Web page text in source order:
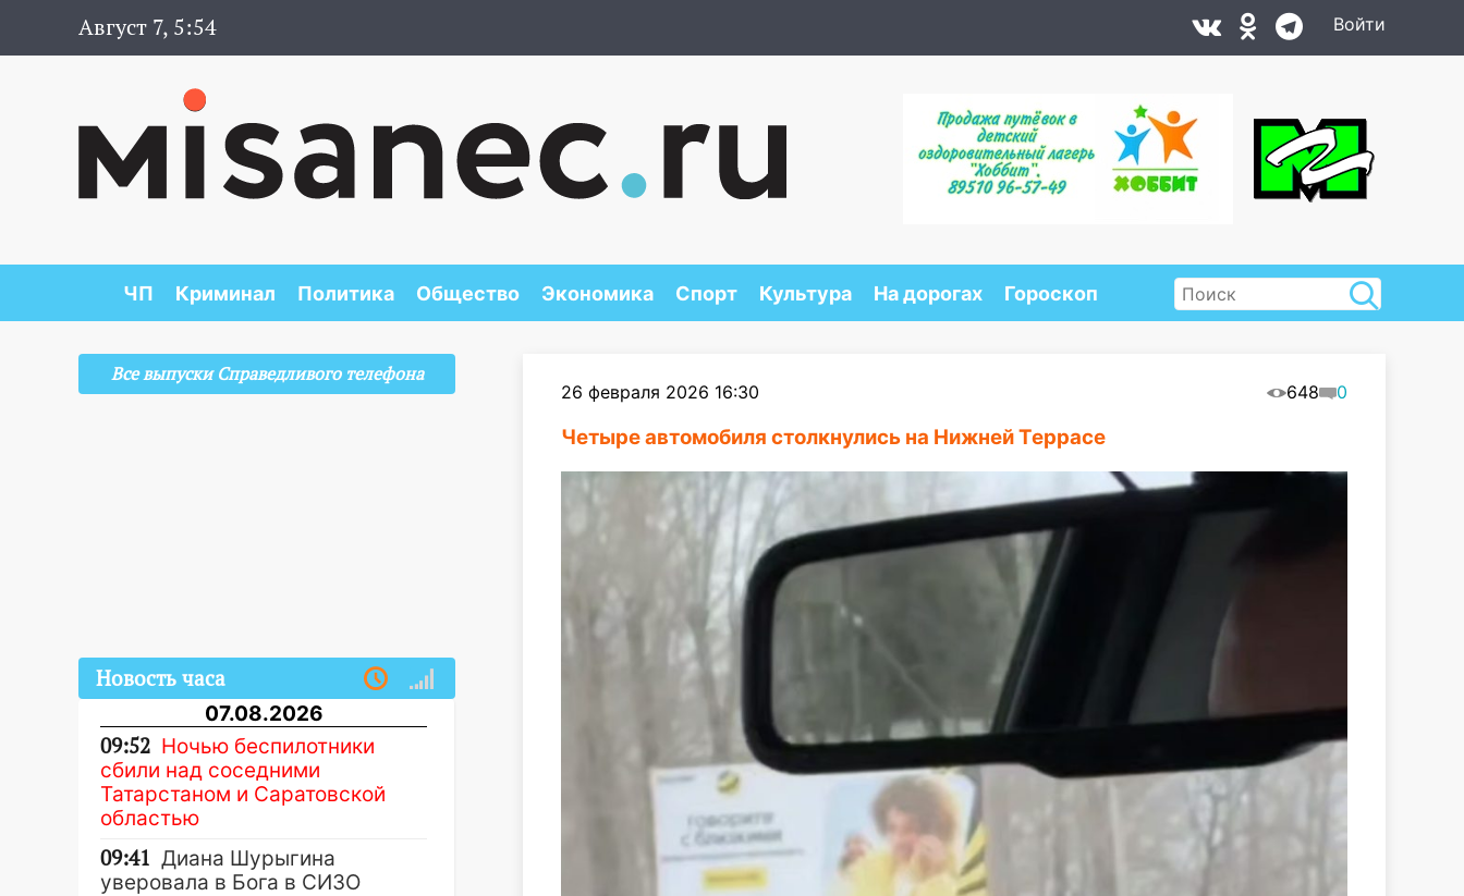
Август 7, 5:54 Войти
ЧП Криминал Политика Общество Экономика Спорт Культура На дорогах Гороскоп
26 февраля 2026 16:30 648 0
Четыре автомобиля столкнулись на Нижней Террасе
Все выпуски Справедливого телефона
Новость часа
07.08.2026
09:52 Ночью беспилотники
сбили над соседними
Татарстаном и Саратовской
областью
09:41 Диана Шурыгина
уверовала в Бога в СИЗО